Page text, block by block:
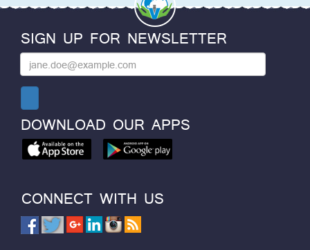
SIGN UP FOR NEWSLETTER
DOWNLOAD OUR APPS
CONNECT WITH US